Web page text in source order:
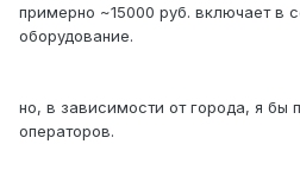
примерно ~15000 руб. включает в
оборудование.
но, в зависимости от города, я бы
операторов.